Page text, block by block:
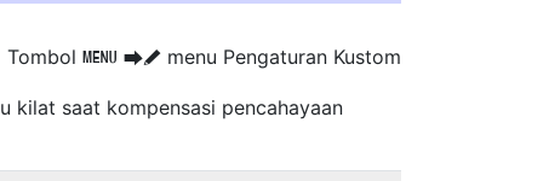
Tombol G UA menu Pengaturan Kustom
kilat saat kompensasi pencahayaan